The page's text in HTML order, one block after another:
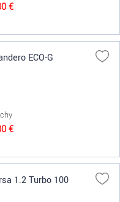
€
ECO-G
€
1.2 Turbo 100